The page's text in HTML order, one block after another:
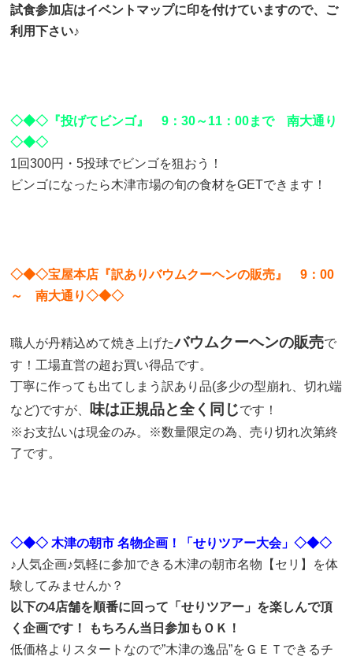
試食参加店はイベントマップに印を付けていますので、ご
利用下さい♪
◇◆◇『投げてビンゴ』 9：30～11：00まで 南大通り
◇◆◇
1回300円・5投球でビンゴを狙おう！
ビンゴになったら木津市場の旬の食材をGETできます！
◇◆◇宝屋本店『訳ありバウムクーヘンの販売』 9：00
～ 南大通り◇◆◇
職人が丹精込めて焼き上げたバウムクーヘンの販売で
す！工場直営の超お買い得品です。
丁寧に作っても出てしまう訳あり品(多少の型崩れ、切れ端
など)ですが、 味は正規品と全く同じです！
※お支払いは現金のみ。※数量限定の為、売り切れ次第終
了です。
◇◆◇ 木津の朝市 名物企画！「せりツアー大会」◇◆◇
♪人気企画♪気軽に参加できる木津の朝市名物【セリ】を体
験してみませんか？
以下の4店舗を順番に回って「せりツアー」を楽しんで頂
く企画です！ もちろん当日参加もＯＫ！
低価格よりスタートなので”木津の逸品”をＧＥＴできるチ